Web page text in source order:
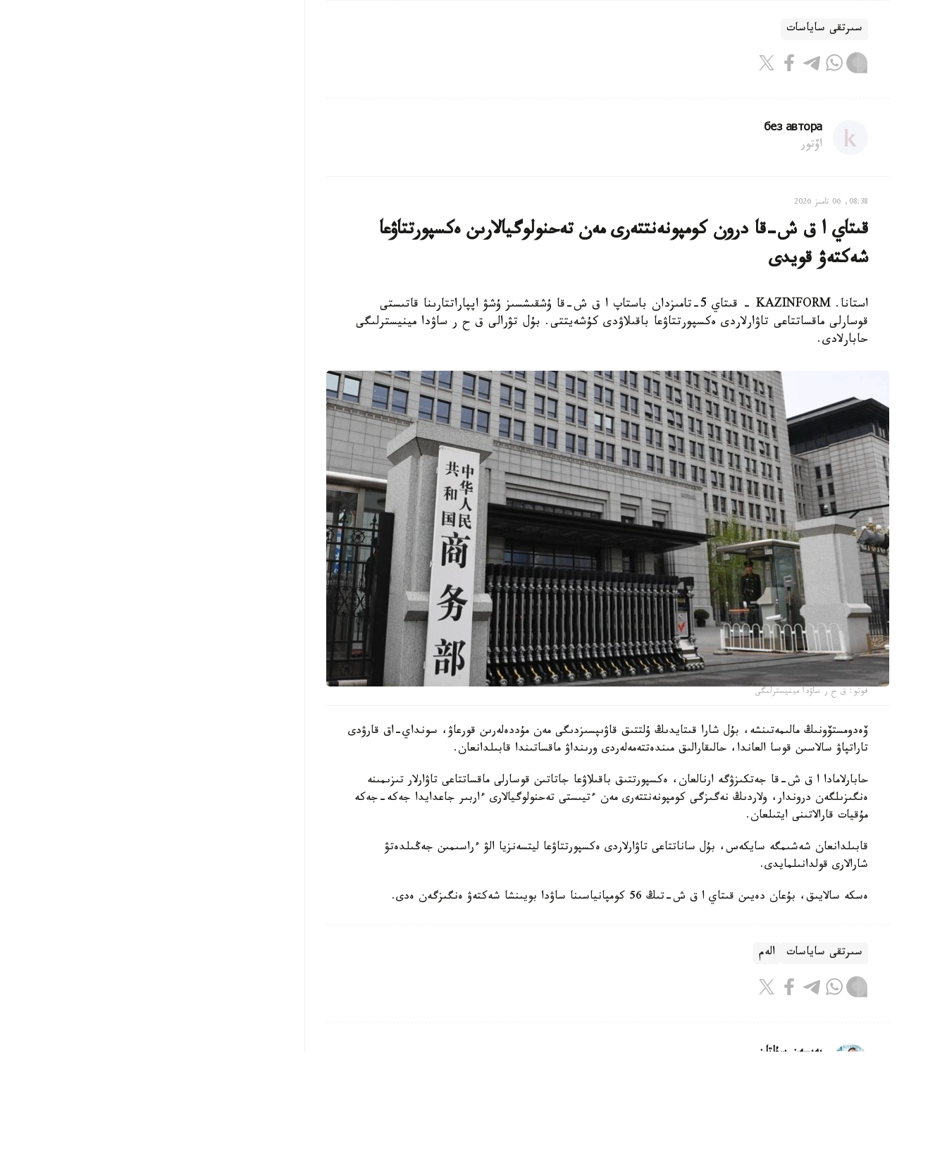
سىرتقى ساياسات
без автора
اۆتور
08:38, 06 تامىز 2026
قىتاي ا ق ش-قا درون كومپونەنتتەرى مەن تەحنولوگيالارىن ەكسپورتتاۋعا
شەكتەۋ قويدى
استانا. KAZINFORM - قىتاي 5-تامىزدان باستاپ ا ق ش-قا ۇشقىشسىز ۇشۋ اپپاراتتارىنا قاتىستى
قوسارلى ماقساتتاعى تاۋارلاردى ەكسپورتتاۋعا باقىلاۋدى كۇشەيتتى. بۇل تۋرالى ق ح ر ساۋدا مينيسترلىگى
حابارلادى.
فوتو: ق ح ر ساۋدا مينيسترلىگى
ۆەدومستۆونىڭ مالىمەتىنشە، بۇل شارا قىتايدىڭ ۇلتتىق قاۋىپسىزدىگى مەن مۇددەلەرىن قورعاۋ، سونداي-اق قارۋدى
تاراتپاۋ سالاسىن قوسا العاندا، حالىقارالىق مىندەتتەمەلەردى ورىنداۋ ماقساتىندا قابىلدانعان.
حابارلامادا ا ق ش-قا جەتكىزۋگە ارنالعان، ەكسپورتتىق باقىلاۋعا جاتاتىن قوسارلى ماقساتتاعى تاۋارلار تىزىمىنە
ەنگىزىلگەن دروندار، ولاردىڭ نەگىزگى كومپونەنتتەرى مەن ءتيىستى تەحنولوگيالارى ءاربىر جاعدايدا جەكە-جەكە
مۇقيات قارالاتىنى ايتىلعان.
قابىلدانعان شەشىمگە سايكەس، بۇل ساناتتاعى تاۋارلاردى ەكسپورتتاۋعا ليتسەنزيا الۋ ءراسىمىن جەڭىلدەتۋ
شارالارى قولدانىلمايدى.
ەسكە سالايىق، بۇعان دەيىن قىتاي ا ق ش-تىڭ 56 كومپانياسىنا ساۋدا بويىنشا شەكتەۋ ەنگىزگەن ەدى.
سىرتقى ساياسات الەم
بەيسەن سۇلتان